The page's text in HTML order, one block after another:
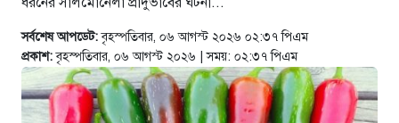
সর্বশেষ আপডেট:বৃহস্পতিবার, ০৬ আগস্ট ২০২৬ ০২:৩৭ পিএম
প্রকাশ:বৃহস্পতিবার, ০৬ আগস্ট ২০২৬ | সময়: ০২:৩৭ পিএম